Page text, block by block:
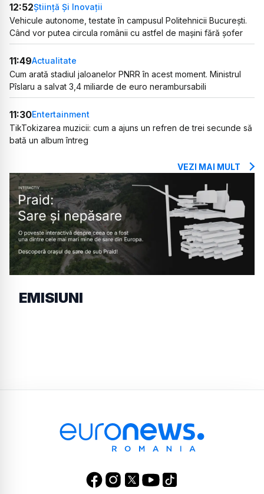
12:52Știință Și Inovații
Vehicule autonome, testate în campusul Politehnicii București.
Când vor putea circula românii cu astfel de mașini fără șofer
11:49Actualitate
Cum arată stadiul jaloanelor PNRR în acest moment. Ministrul
Pîslaru a salvat 3,4 miliarde de euro nerambursabili
11:30Entertainment
TikTokizarea muzicii: cum a ajuns un refren de trei secunde să
bată un album întreg
VEZI MAI MULT
EMISIUNI